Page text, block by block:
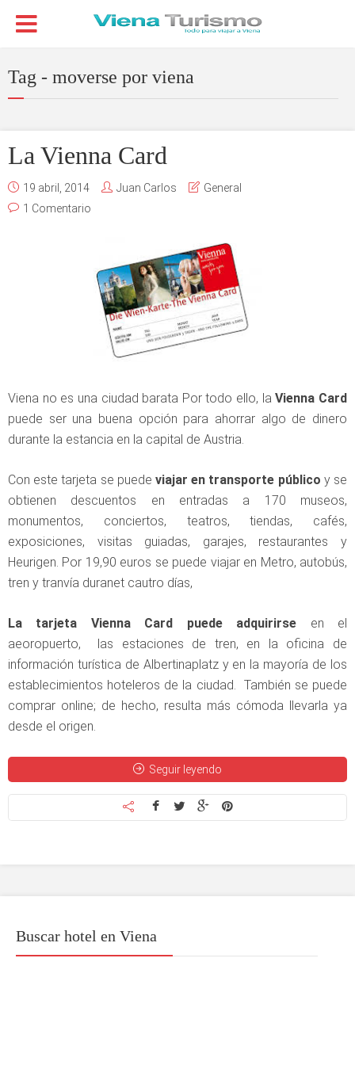
Tag - moverse por viena
La Vienna Card
19 abril, 2014 Juan Carlos
General
1 Comentario
Viena no es una ciudad barata Por todo ello, la Vienna Card
puede ser una buena opción para ahorrar algo de dinero
durante la estancia en la capital de Austria.
Con este tarjeta se puede viajar en transporte público y se
obtienen descuentos en entradas a 170 museos,
monumentos, conciertos, teatros, tiendas, cafés,
exposiciones, visitas guiadas, garajes, restaurantes y
Heurigen. Por 19,90 euros se puede viajar en Metro, autobús,
tren y tranvía duranet cautro días,
La tarjeta Vienna Card puede adquirirse en el
aeoropuerto, las estaciones de tren, en la oficina de
información turística de Albertinaplatz y en la mayoría de los
establecimientos hoteleros de la ciudad. También se puede
comprar online; de hecho, resulta más cómoda llevarla ya
desde el origen.
Seguir leyendo
Buscar hotel en Viena